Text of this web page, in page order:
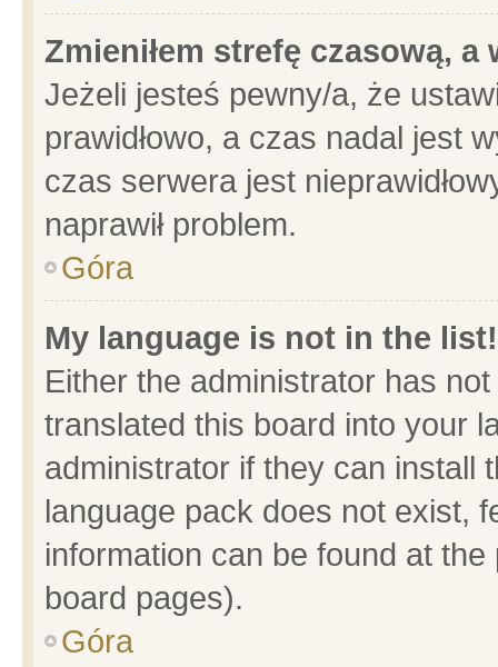
Zmieniłem strefę czasową,
Jeżeli jesteś pewny/a, że
prawidłowo, a czas nadal jest
czas serwera jest
naprawił problem.
Góra
My language is not in the list!
Either the administrator has
translated this board into your
administrator if they can install
language pack does not exist,
information can be found at
board pages).
Góra